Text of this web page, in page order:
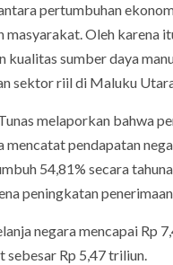
pertumbuhan
masyarakat. Oleh karena
kualitas sumber daya
sektor riil di Maluku
melaporkan bahwa
pendapatan
54,81% secara
peningkatan
negara mencapai Rp
sebesar Rp 5,47 triliun.